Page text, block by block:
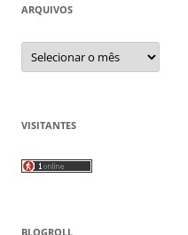
ARQUIVOS
Arquivos
VISITANTES
BLOGROLL